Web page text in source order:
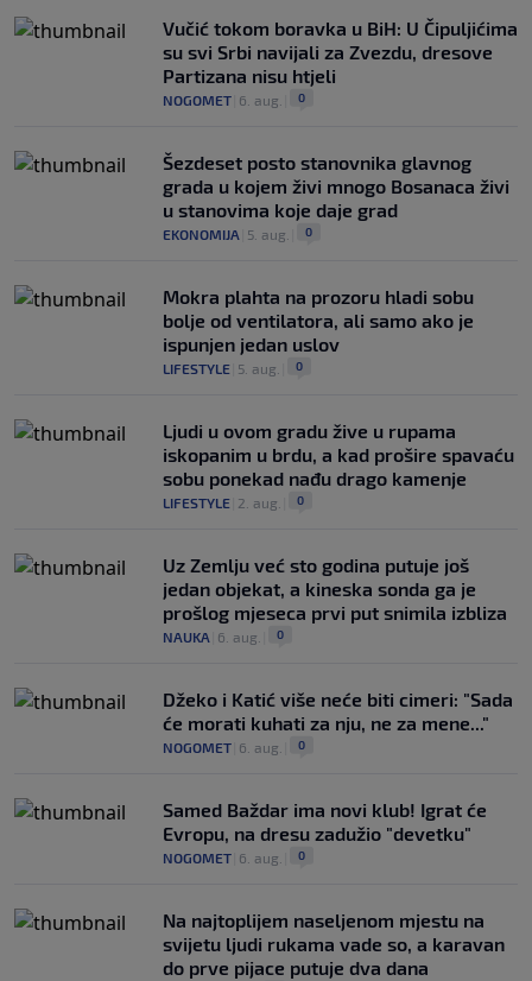
Vučić tokom boravka u BiH: U Čipuljićima
su svi Srbi navijali za Zvezdu, dresove
Partizana nisu htjeli
NOGOMET 6. aug. 0
Šezdeset posto stanovnika glavnog
grada u kojem živi mnogo Bosanaca živi
u stanovima koje daje grad
EKONOMIJA 5. aug. 0
Mokra plahta na prozoru hladi sobu
bolje od ventilatora, ali samo ako je
ispunjen jedan uslov
LIFESTYLE 5. aug. 0
Ljudi u ovom gradu žive u rupama
iskopanim u brdu, a kad prošire spavaću
sobu ponekad nađu drago kamenje
LIFESTYLE 2. aug. 0
Uz Zemlju već sto godina putuje još
jedan objekat, a kineska sonda ga je
prošlog mjeseca prvi put snimila izbliza
NAUKA 6. aug. 0
Džeko i Katić više neće biti cimeri: "Sada
će morati kuhati za nju, ne za mene..."
NOGOMET 6. aug. 0
Samed Baždar ima novi klub! Igrat će
Evropu, na dresu zadužio "devetku"
NOGOMET 6. aug. 0
Na najtoplijem naseljenom mjestu na
svijetu ljudi rukama vade so, a karavan
do prve pijace putuje dva dana